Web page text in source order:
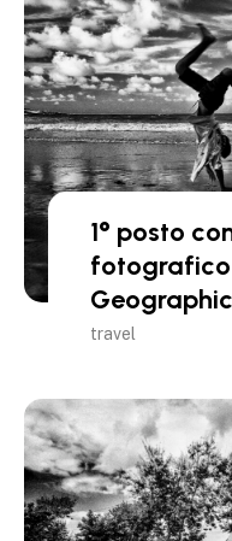
1° posto
Geographic
travel